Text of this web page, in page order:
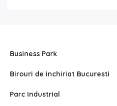
Business Park
Birouri de inchiriat Bucuresti
Parc Industrial